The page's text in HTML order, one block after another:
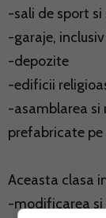
-sali de sport si
-garaje,
-depozite
-edificii
-asamblarea si
prefabricate
Aceasta clasa
-modificarea si